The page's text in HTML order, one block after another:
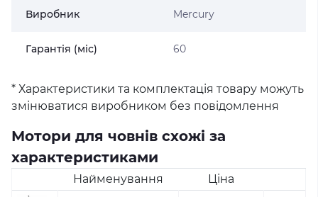
Виробник Mercury
Гарантія (міс) 60
* Характеристики та комплектація товару можуть
змінюватися виробником без повідомлення
Мотори для човнів схожі за
характеристиками
Найменування Ціна